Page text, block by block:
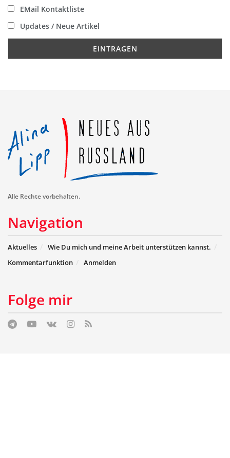
EMail Kontaktliste
Updates / Neue Artikel
Alle Rechte vorbehalten.
Navigation
Aktuelles
Wie Du mich und meine Arbeit unterstützen kannst.
Kommentarfunktion
Anmelden
Folge mir